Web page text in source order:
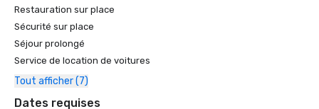
Restauration sur place
Sécurité sur place
Séjour prolongé
Service de location de voitures
Tout afficher (7)
Dates requises